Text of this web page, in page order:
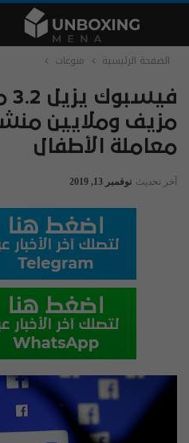
الصفحة الرئيسية منوعات
مزيف وملايين
معاملة الأطفال
آخر تحديث نوفمبر 13, 2019